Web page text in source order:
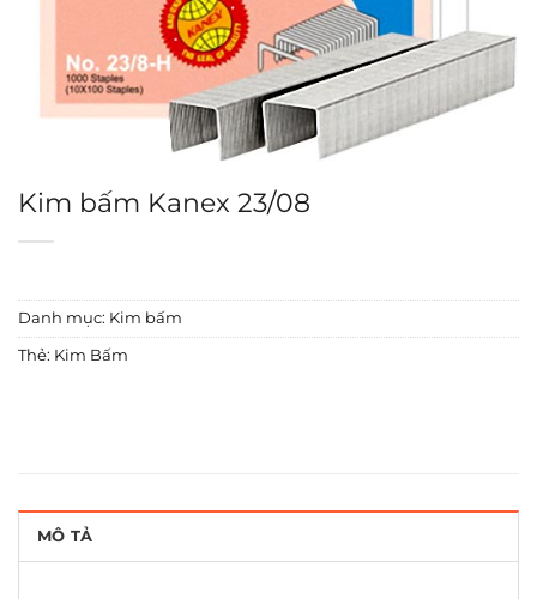
Kim bấm Kanex 23/08
Danh mục: Kim bấm
Thẻ: Kim Bấm
MÔ TẢ